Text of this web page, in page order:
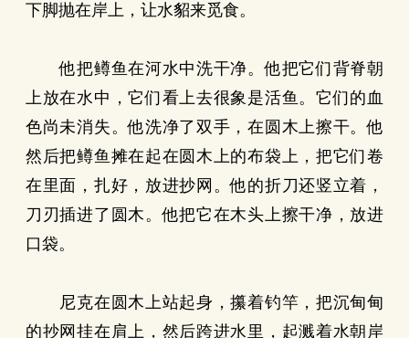
下脚抛在岸上，让水貂来觅食。
他把鳟鱼在河水中洗干净。他把它们背脊朝
上放在水中，它们看上去很象是活鱼。它们的血
色尚未消失。他洗净了双手，在圆木上擦干。他
然后把鳟鱼摊在起在圆木上的布袋上，把它们卷
在里面，扎好，放进抄网。他的折刀还竖立着，
刀刃插进了圆木。他把它在木头上擦干净，放进
口袋。
尼克在圆木上站起身，攥着钓竿，把沉甸甸
的抄网挂在肩上，然后跨进水里，起溅着水朝岸